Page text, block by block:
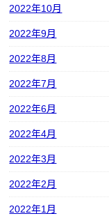
2022年10月
2022年9月
2022年8月
2022年7月
2022年6月
2022年4月
2022年3月
2022年2月
2022年1月